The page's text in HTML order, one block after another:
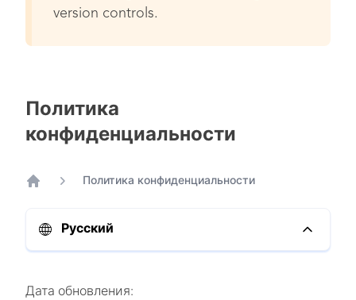
version controls.
Политика
конфиденциальности
Политика конфиденциальности
Русский
Дата обновления: